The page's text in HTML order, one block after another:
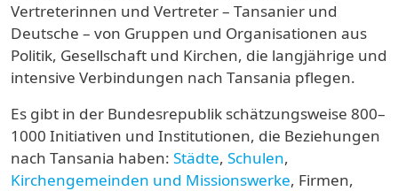
Vertreterinnen und Vertreter – Tansanier und
Deutsche – von Gruppen und Organisationen aus
Politik, Gesellschaft und Kirchen, die langjährige und
intensive Verbindungen nach Tansania pflegen.
Es gibt in der Bundesrepublik schätzungsweise 800–
1000 Initiativen und Institutionen, die Beziehungen
nach Tansania haben: Städte, Schulen,
Kirchengemeinden und Missionswerke, Firmen,